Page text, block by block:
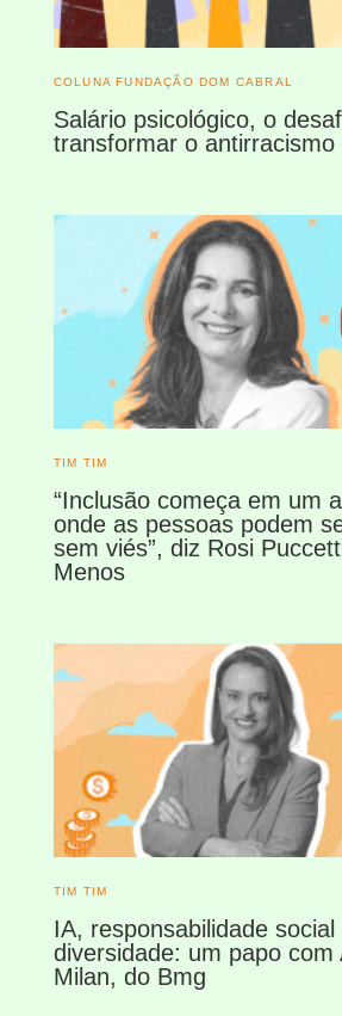
COLUNA FUNDAÇÃO DOM CABRAL
Salário psicológico, o
transformar o antirracismo
TIM TIM
“Inclusão começa em um
onde as pessoas podem
sem viés”, diz Rosi
Menos
TIM TIM
IA, responsabilidade social
diversidade: um papo com
Milan, do Bmg